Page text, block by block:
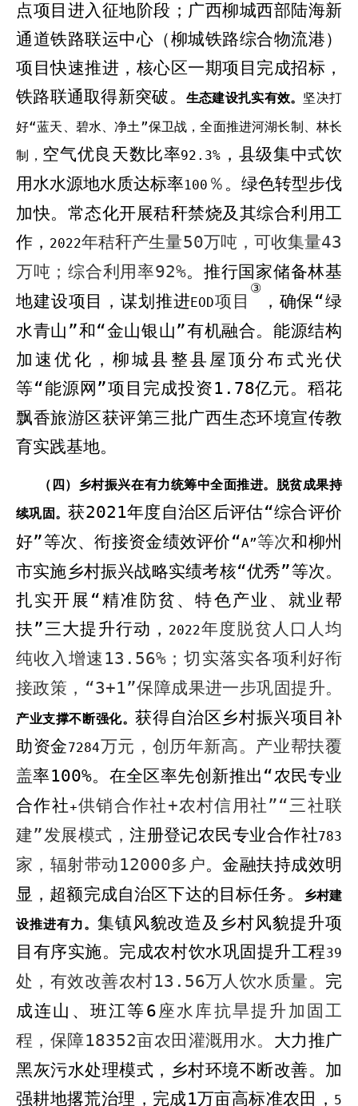
点项目 进入征地阶段 ； 广西柳城西部陆海新
通道铁路联运中心（柳城铁路综合物流港）
项目快速推进，核心区一期项目完成招标，
铁路联通取得新突破。 生态建设扎实有效。 坚决打
好“蓝天、碧水、净土”保卫战，全面推进河湖长制、林长
制， 空气优良天数比率92 .3% ， 县级集中式饮
用水水源地水质达标率100 ％ 。绿色转型步伐
加快。 常态化开展秸秆禁烧及其综合利用工
作 ， 2022年秸秆产生量50万吨，可收集量43
万吨；综合利用率92%。推行国家储备林基
地建设项目 ，谋划推进EOD项目
③
， 确保“绿
水青山”和“金山银山”有机融合。能源结构
加速优化， 柳城县整县屋顶分布式光伏
等“能源网”项目完成投资1.78亿元。稻花
飘香旅游区获评第三批广西生态环境宣传教
育实践基地。
（四）乡村振兴在有力统筹中全面推进。 脱贫成果持
续巩固。获2021年度自治区后评估“综合评价
好”等次、衔接资金绩效评价“A”等次和柳州
市实施乡村振兴战略实绩考核“优秀”等次。
扎实开展“精准防贫、特色产业、就业帮
扶”三大提升行动， 2022年度脱贫人口人均
纯收入增速 13.56% ；切实落实各项利好衔
接政策，“3+1”保障成果进一步巩固提升。
产业支撑不断强化。获得自治区乡村振兴项目补
助资金7284万元，创历年新高。产业帮扶覆
盖率100%。 在全区率先创新推出“农民专业
合作社+供销合作社+农村信用社”“三社联
建”发展模式，注册登记农民专业合作社783
家，辐射带动12000多户。金融扶持成效明
显， 超额完成自治区下达的目标任务。
乡村建
设推进有力。 集镇风貌改造及乡村风貌提升项
目 有序实施。 完成农村饮水巩固提升工程39
处，有效改善农村13.56万人饮水质量。 完
成连山、班江等 6 座水库抗旱提升加固工
程，保障18352亩农田灌溉用水。 大力推广
黑灰污水处理模式，乡村环境不断改善。 加
强耕地撂荒治理， 完成1万亩高标准农田， 5